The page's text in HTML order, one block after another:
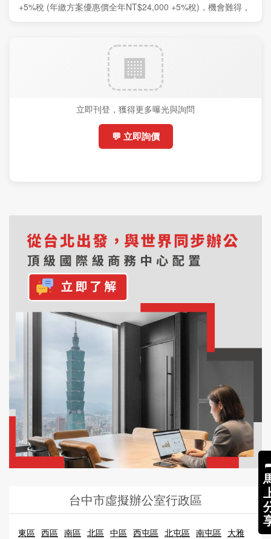
+5%稅 (年繳方案優惠價全年NT$24,000 +5%稅)，機會難得，
立即刊登，獲得更多曝光與詢問
💬 立即詢價
台中市虛擬辦公室行政區
東區 西區 南區 北區 中區 西屯區 北屯區 南屯區 大雅